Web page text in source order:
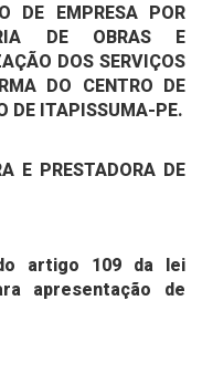
DE EMPRESA POR
DE OBRAS E
DOS SERVIÇOS
DO CENTRO DE
DE ITAPISSUMA-PE.
E PRESTADORA DE
artigo 109 da lei
apresentação de